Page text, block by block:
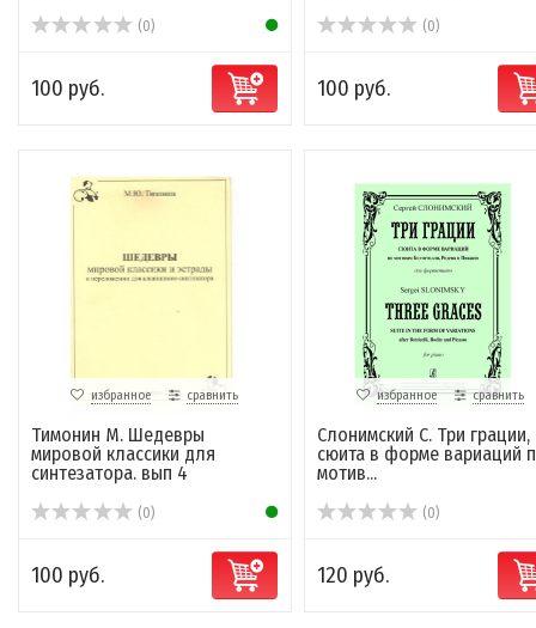
(0)
100 руб.
(0)
100 руб.
избранное сравнить
Тимонин М. Шедевры
мировой классики для
синтезатора. вып 4
(0)
100 руб.
избранное сравнить
Слонимский С. Три грации,
сюита в форме вариаций
мотив...
(0)
120 руб.